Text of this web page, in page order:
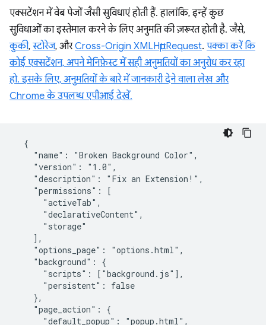
एक्सटेंशन में वेब पेजों जैसी सुविधाएं होती हैं. हालांकि, इन्हें कुछ
सुविधाओं का इस्तेमाल करने के लिए अनुमति की ज़रूरत होती है. जैसे,
कुकी, स्टोरेज, औरCross-Origin XMLHttpRequest. पक्का करें कि
कोई एक्सटेंशन, अपने मेनिफ़ेस्ट में सही अनुमतियों का अनुरोध कर रहा
हो. इसके लिए, अनुमतियों के बारे में जानकारी देने वाला लेख और
Chrome के उपलब्ध एपीआई देखें.
  {
    "name": "Broken Background Color",
    "version": "1.0",
    "description": "Fix an Extension!",
    "permissions": [
      "activeTab",
      "declarativeContent",
      "storage"
    ],
    "options_page": "options.html",
    "background": {
      "scripts": ["background.js"],
      "persistent": false
    },
    "page_action": {
      "default_popup": "popup.html",